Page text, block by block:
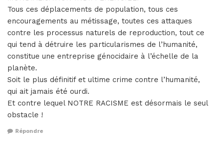
Tous ces déplacements de population, tous ces
encouragements au métissage, toutes ces attaques
contre les processus naturels de reproduction, tout ce
qui tend à détruire les particularismes de l’humanité,
constitue une entreprise génocidaire à l’échelle de la
planète.
Soit le plus définitif et ultime crime contre l’humanité,
qui ait jamais été ourdi.
Et contre lequel NOTRE RACISME est désormais le seul
obstacle !
Répondre